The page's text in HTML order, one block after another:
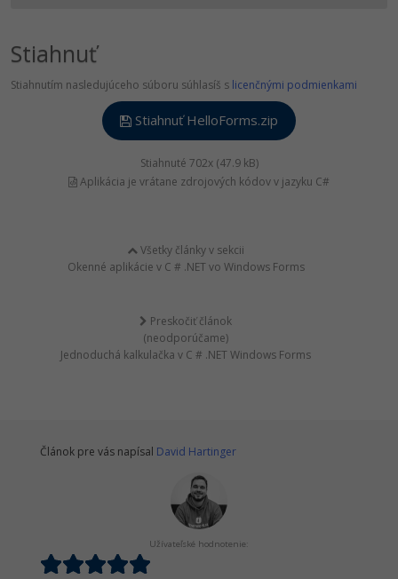
Stiahnuť
Stiahnutím nasledujúceho súboru súhlasíš s licenčnými podmienkami
Stiahnuť HelloForms.zip
Stiahnuté 702x (47.9 kB)
Aplikácia je vrátane zdrojových kódov v jazyku C#
Všetky články v sekcii
Okenné aplikácie v C # .NET vo Windows Forms
Preskočiť článok
(neodporúčame)
Jednoduchá kalkulačka v C # .NET Windows Forms
Článok pre vás napísal David Hartinger
Užívateľské hodnotenie: